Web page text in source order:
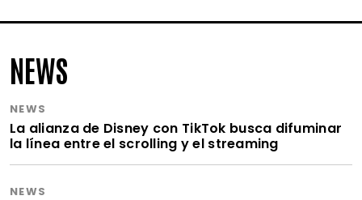
NEWS
NEWS
La alianza de Disney con TikTok busca difuminar
la línea entre el scrolling y el streaming
NEWS